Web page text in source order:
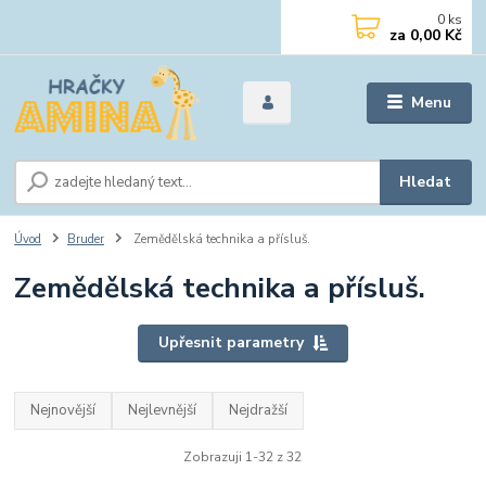
Menu
Hledat
0 ks
za 0,00 Kč
Úvod Bruder Zemědělská technika a přísluš.
Zemědělská technika a přísluš.
Upřesnit parametry
Nejnovější Nejlevnější Nejdražší
Zobrazuji 1-32 z 32